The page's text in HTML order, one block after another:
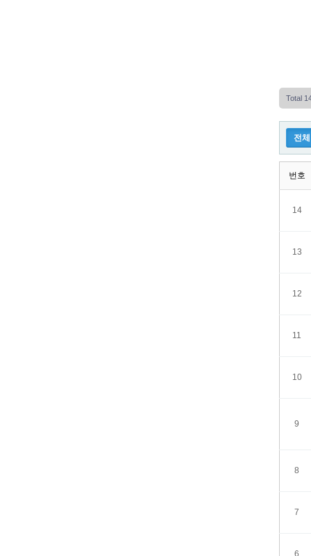
Total
전체
번호
14
13
12
11
10
9
8
7
6